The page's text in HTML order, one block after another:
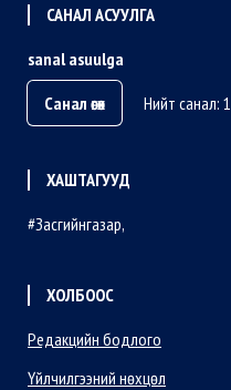
САНАЛ АСУУЛГА
sanal asuulga
Санал өгөх
Нийт санал: 1
ХАШТАГУУД
Засгийнгазар
ХОЛБООС
Редакцийн бодлого
Үйлчилгээний нөхцөл